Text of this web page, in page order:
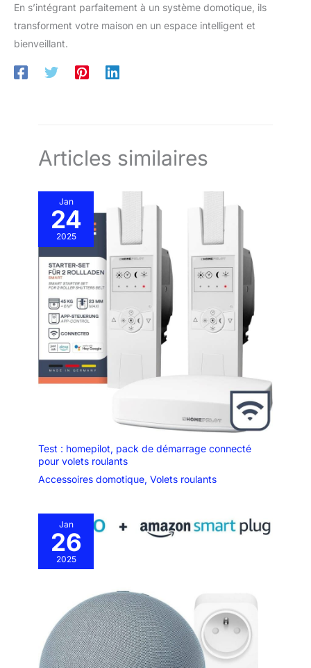
En s’intégrant parfaitement à un système domotique, ils
transforment votre maison en un espace intelligent et
bienveillant.
Articles similaires
Jan
24
2025
Test : homepilot, pack de démarrage connecté
pour volets roulants
Accessoires domotique, Volets roulants
Jan
26
2025